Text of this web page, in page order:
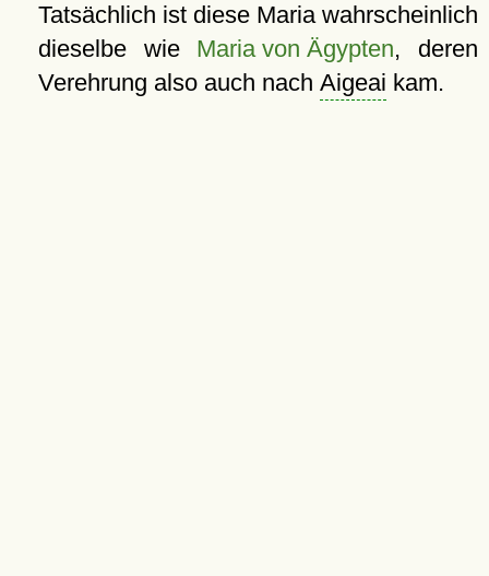
Tatsächlich ist diese Maria wahrscheinlich
dieselbe wie Maria von Ägypten, deren
Verehrung also auch nach Aigeai kam.